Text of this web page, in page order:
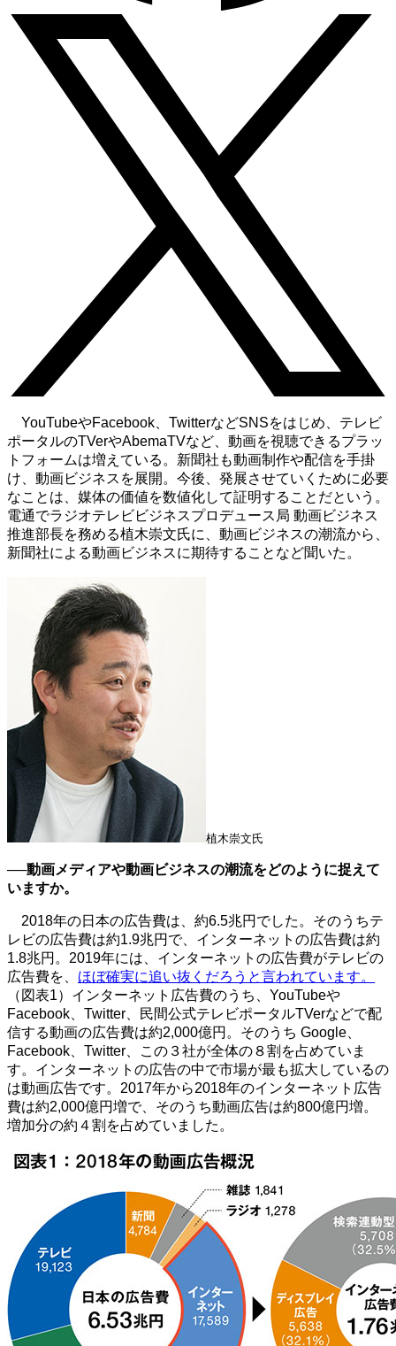
YouTubeやFacebook、TwitterなどSNSをはじめ、テレビ
ポータルのTVerやAbemaTVなど、動画を視聴できるプラッ
トフォームは増えている。新聞社も動画制作や配信を手掛
け、動画ビジネスを展開。今後、発展させていくために必要
なことは、媒体の価値を数値化して証明することだという。
電通でラジオテレビビジネスプロデュース局 動画ビジネス
推進部長を務める植木崇文氏に、動画ビジネスの潮流から、
新聞社による動画ビジネスに期待することなど聞いた。
植木崇文氏
──動画メディアや動画ビジネスの潮流をどのように捉えて
いますか。
2018年の日本の広告費は、約6.5兆円でした。そのうちテ
レビの広告費は約1.9兆円で、インターネットの広告費は約
1.8兆円。2019年には、インターネットの広告費がテレビの
広告費を、 ほぼ確実に追い抜くだろうと言われています。
（図表1）インターネット広告費のうち、YouTubeや
Facebook、Twitter、民間公式テレビポータルTVerなどで配
信する動画の広告費は約2,000億円。そのうち Google、
Facebook、Twitter、この３社が全体の８割を占めていま
す。インターネットの広告の中で市場が最も拡大しているの
は動画広告です。2017年から2018年のインターネット広告
費は約2,000億円増で、そのうち動画広告は約800億円増。
増加分の約４割を占めていました。